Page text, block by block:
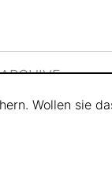
Wollen sie